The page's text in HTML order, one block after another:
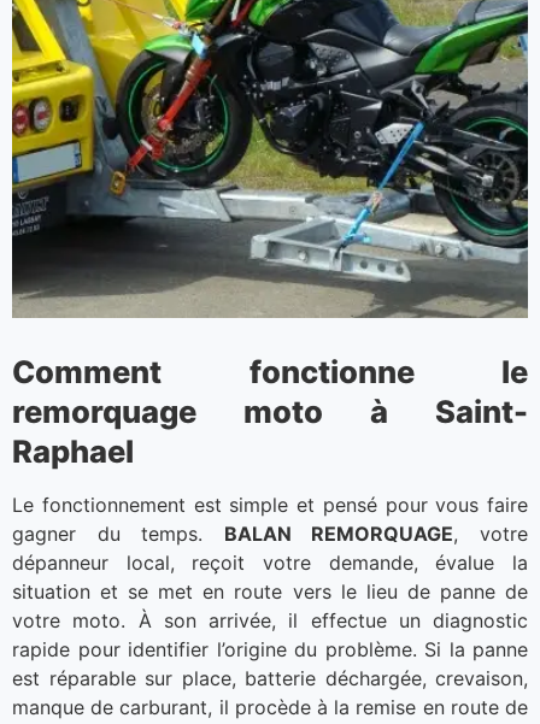
Comment fonctionne le
remorquage moto à Saint-
Raphael
Le fonctionnement est simple et pensé pour vous faire
gagner du temps. BALAN REMORQUAGE, votre
dépanneur local, reçoit votre demande, évalue la
situation et se met en route vers le lieu de panne de
votre moto. À son arrivée, il effectue un diagnostic
rapide pour identifier l’origine du problème. Si la panne
est réparable sur place, batterie déchargée, crevaison,
manque de carburant, il procède à la remise en route de